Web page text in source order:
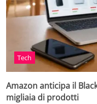
Tech
Amazon anticipa il
migliaia di prodotti